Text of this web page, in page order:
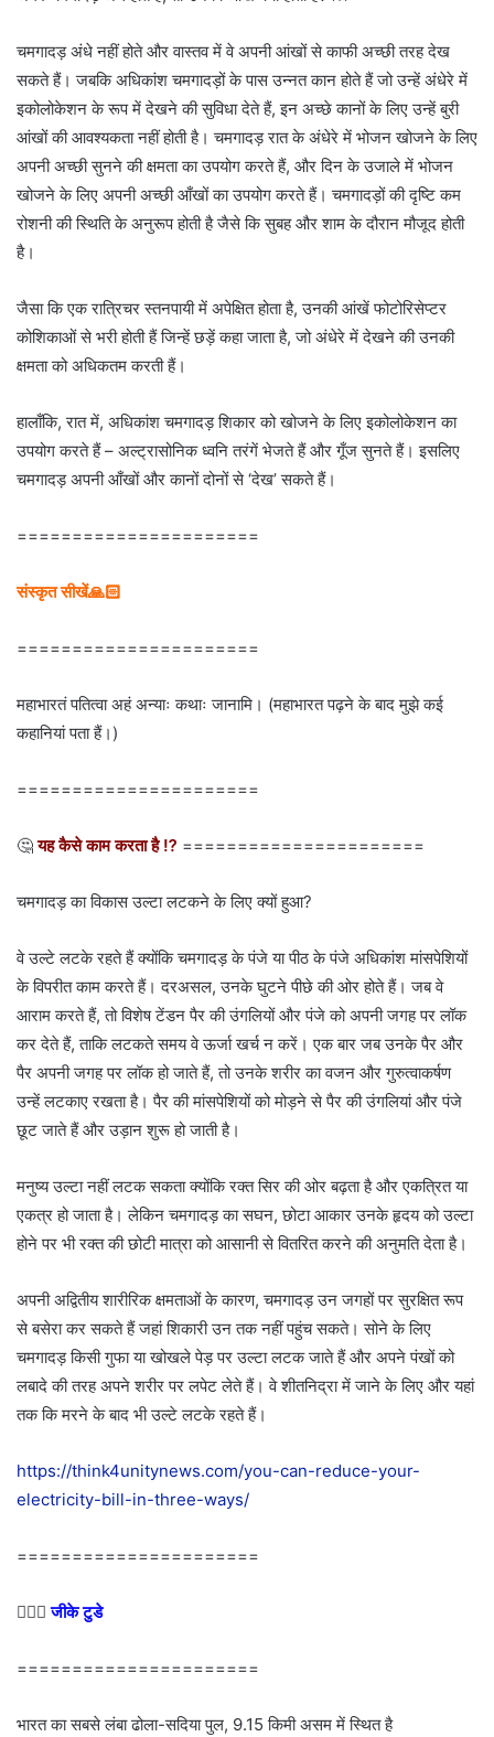
चमगादड़ अंधे नहीं होते और वास्तव में वे अपनी आंखों से काफी अच्छी तरह देख
सकते हैं। जबकि अधिकांश चमगादड़ों के पास उन्नत कान होते हैं जो उन्हें अंधेरे में
इकोलोकेशन के रूप में देखने की सुविधा देते हैं, इन अच्छे कानों के लिए उन्हें बुरी
आंखों की आवश्यकता नहीं होती है। चमगादड़ रात के अंधेरे में भोजन खोजने के लिए
अपनी अच्छी सुनने की क्षमता का उपयोग करते हैं, और दिन के उजाले में भोजन
खोजने के लिए अपनी अच्छी आँखों का उपयोग करते हैं। चमगादड़ों की दृष्टि कम
रोशनी की स्थिति के अनुरूप होती है जैसे कि सुबह और शाम के दौरान मौजूद होती
है।
जैसा कि एक रात्रिचर स्तनपायी में अपेक्षित होता है, उनकी आंखें फोटोरिसेप्टर
कोशिकाओं से भरी होती हैं जिन्हें छड़ें कहा जाता है, जो अंधेरे में देखने की उनकी
क्षमता को अधिकतम करती हैं।
हालाँकि, रात में, अधिकांश चमगादड़ शिकार को खोजने के लिए इकोलोकेशन का
उपयोग करते हैं – अल्ट्रासोनिक ध्वनि तरंगें भेजते हैं और गूँज सुनते हैं। इसलिए
चमगादड़ अपनी आँखों और कानों दोनों से ‘देख’ सकते हैं।
======================
संस्कृत सीखें🙏🏻
======================
महाभारतं पतित्वा अहं अन्याः कथाः जानामि। (महाभारत पढ़ने के बाद मुझे कई
कहानियां पता हैं।)
======================
🤔यह कैसे काम करता है ⁉ ======================
चमगादड़ का विकास उल्टा लटकने के लिए क्यों हुआ?
वे उल्टे लटके रहते हैं क्योंकि चमगादड़ के पंजे या पीठ के पंजे अधिकांश मांसपेशियों
के विपरीत काम करते हैं। दरअसल, उनके घुटने पीछे की ओर होते हैं। जब वे
आराम करते हैं, तो विशेष टेंडन पैर की उंगलियों और पंजे को अपनी जगह पर लॉक
कर देते हैं, ताकि लटकते समय वे ऊर्जा खर्च न करें। एक बार जब उनके पैर और
पैर अपनी जगह पर लॉक हो जाते हैं, तो उनके शरीर का वजन और गुरुत्वाकर्षण
उन्हें लटकाए रखता है। पैर की मांसपेशियों को मोड़ने से पैर की उंगलियां और पंजे
छूट जाते हैं और उड़ान शुरू हो जाती है।
मनुष्य उल्टा नहीं लटक सकता क्योंकि रक्त सिर की ओर बढ़ता है और एकत्रित या
एकत्र हो जाता है। लेकिन चमगादड़ का सघन, छोटा आकार उनके हृदय को उल्टा
होने पर भी रक्त की छोटी मात्रा को आसानी से वितरित करने की अनुमति देता है।
अपनी अद्वितीय शारीरिक क्षमताओं के कारण, चमगादड़ उन जगहों पर सुरक्षित रूप
से बसेरा कर सकते हैं जहां शिकारी उन तक नहीं पहुंच सकते। सोने के लिए
चमगादड़ किसी गुफा या खोखले पेड़ पर उल्टा लटक जाते हैं और अपने पंखों को
लबादे की तरह अपने शरीर पर लपेट लेते हैं। वे शीतनिद्रा में जाने के लिए और यहां
तक कि मरने के बाद भी उल्टे लटके रहते हैं।
https://think4unitynews.com/you-can-reduce-your-
electricity-bill-in-three-ways/
======================
💁🏻‍♂‍जीके टुडे
======================
भारत का सबसे लंबा ढोला-सदिया पुल, 9.15 किमी असम में स्थित है